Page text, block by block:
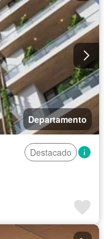
Departamento
Destacado